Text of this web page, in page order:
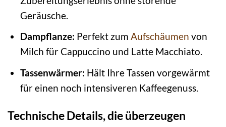
Geräusche.
Dampflanze: Perfekt zum Aufschäumen von
Milch für Cappuccino und Latte Macchiato.
Tassenwärmer: Hält Ihre Tassen vorgewärmt
für einen noch intensiveren Kaffeegenuss.
Technische Details, die überzeugen